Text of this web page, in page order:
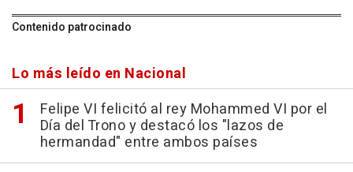
Contenido patrocinado
Lo más leído en Nacional
Felipe VI felicitó al rey Mohammed VI por el
Día del Trono y destacó los "lazos de
hermandad" entre ambos países